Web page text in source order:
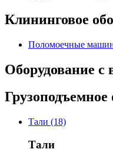
Клининговое
Поломоечные
Оборудование с
Грузоподъемное
Тали (18)
Тали